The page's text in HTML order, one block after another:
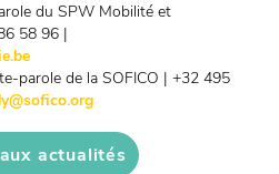
du SPW Mobilité et
58 96 |
parole de la SOFICO | +32 495
actualités